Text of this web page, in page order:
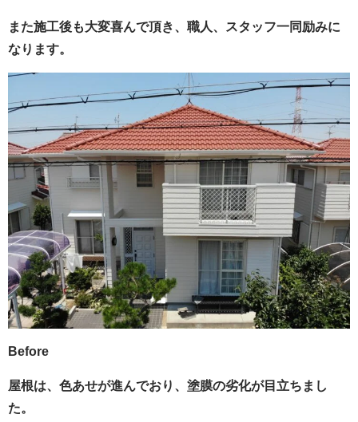
また施工後も大変喜んで頂き、職人、スタッフ一同励みに
なります。
Before
屋根は、色あせが進んでおり、塗膜の劣化が目立ちまし
た。